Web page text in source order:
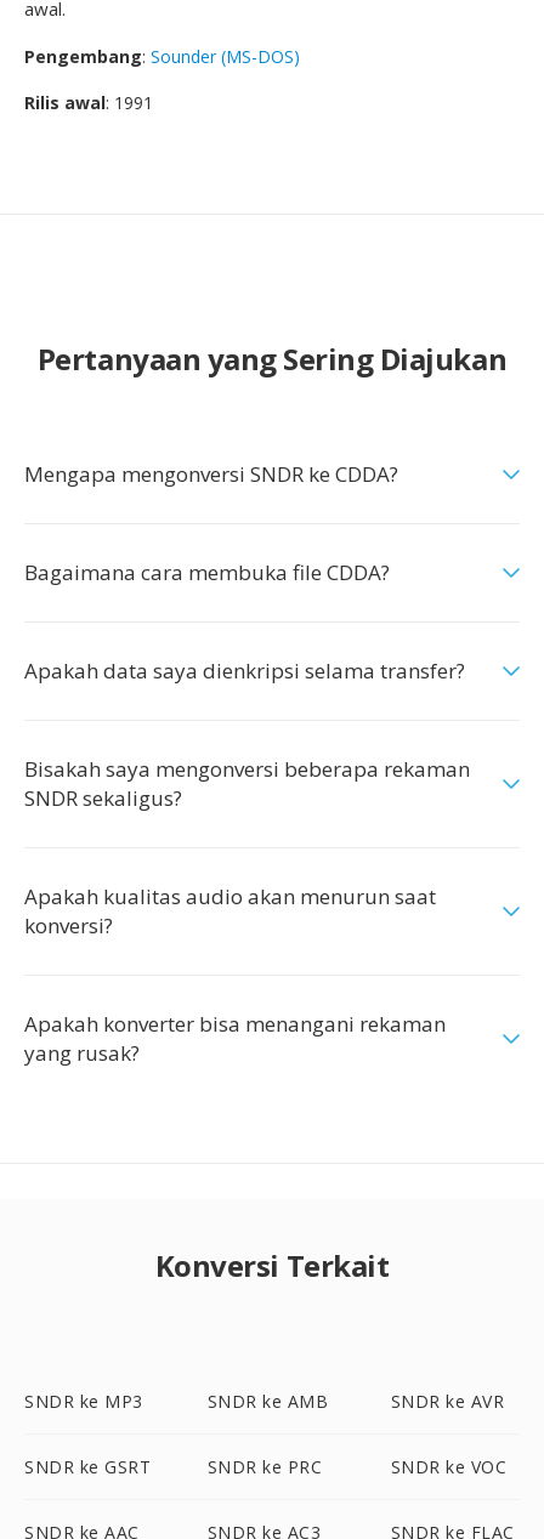
awal.
Pengembang: Sounder (MS-DOS)
Rilis awal: 1991
Pertanyaan yang Sering Diajukan
Mengapa mengonversi SNDR ke CDDA?
Bagaimana cara membuka file CDDA?
Apakah data saya dienkripsi selama transfer?
Bisakah saya mengonversi beberapa rekaman
SNDR sekaligus?
Apakah kualitas audio akan menurun saat
konversi?
Apakah konverter bisa menangani rekaman
yang rusak?
Konversi Terkait
SNDR ke MP3 SNDR ke AMB SNDR ke AVR
SNDR ke GSRT SNDR ke PRC SNDR ke VOC
SNDR ke AAC SNDR ke AC3 SNDR ke FLAC